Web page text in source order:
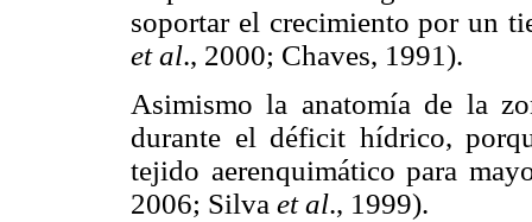
soportar el crecimiento por un
et al., 2000; Chaves, 1991).
Asimismo la anatomía de la
durante el déficit hídrico,
tejido aerenquimático para
2006; Silva et al., 1999).